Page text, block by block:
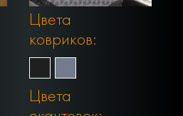
Цвета
ковриков:
Цвета